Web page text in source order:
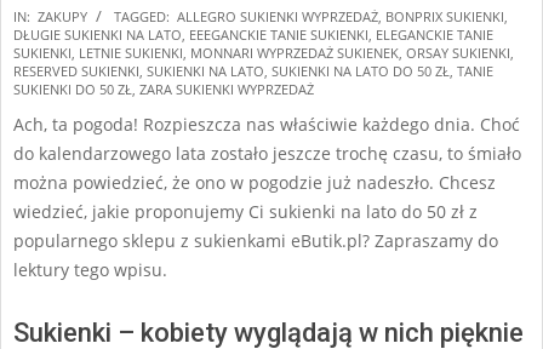
2025-
07-
26
IN: ZAKUPY TAGGED: ALLEGRO SUKIENKI WYPRZEDAŻ BONPRIX SUKIENKI
DŁUGIE SUKIENKI NA LATO EEEGANCKIE TANIE SUKIENKI ELEGANCKIE TANIE
SUKIENKI LETNIE SUKIENKI MONNARI WYPRZEDAŻ SUKIENEK ORSAY SUKIENKI
RESERVED SUKIENKI SUKIENKI NA LATO SUKIENKI NA LATO DO 50 ZŁ TANIE
SUKIENKI DO 50 ZŁ ZARA SUKIENKI WYPRZEDAŻ
Ach, ta pogoda! Rozpieszcza nas właściwie każdego dnia. Choć
do kalendarzowego lata zostało jeszcze trochę czasu, to śmiało
można powiedzieć, że ono w pogodzie już nadeszło. Chcesz
wiedzieć, jakie proponujemy Ci sukienki na lato do 50 zł z
popularnego sklepu z sukienkami eButik.pl? Zapraszamy do
lektury tego wpisu.
Sukienki – kobiety wyglądają w nich pięknie